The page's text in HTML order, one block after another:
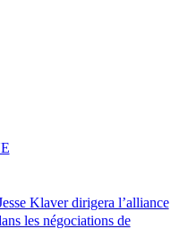
Klaver dirigera l’alliance
les négociations de